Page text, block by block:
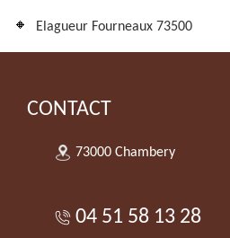
Elagueur Fourneaux 73500
CONTACT
73000 Chambery
04 51 58 13 28